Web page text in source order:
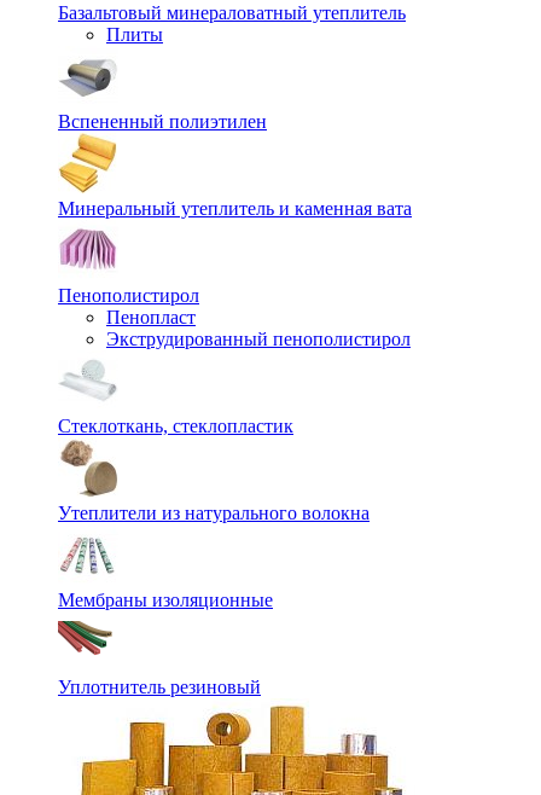
Базальтовый минераловатный утеплитель
Плиты
Вспененный полиэтилен
Минеральный утеплитель и каменная вата
Пенополистирол
Пенопласт
Экструдированный пенополистирол
Стеклоткань, стеклопластик
Утеплители из натурального волокна
Мембраны изоляционные
Уплотнитель резиновый